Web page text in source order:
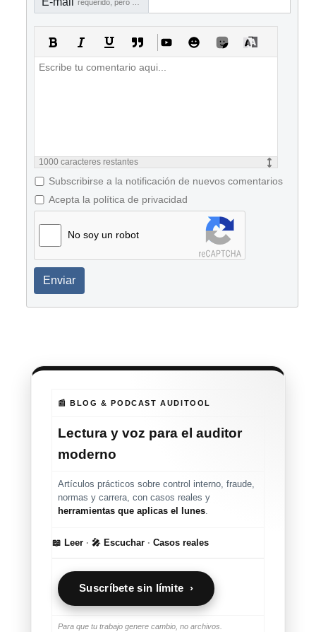
1000 caracteres restantes
Subscribirse a la notificación de nuevos comentarios
Acepta la política de privacidad
No soy un robot
Enviar
📰 BLOG & PODCAST AUDITOOL
Lectura y voz para el auditor
moderno
Artículos prácticos sobre control interno, fraude,
normas y carrera, con casos reales y
herramientas que aplicas el lunes.
📖 Leer · 🎤 Escuchar · Casos reales
Suscríbete sin límite ›
Para que tu trabajo genere cambio, no archivos.